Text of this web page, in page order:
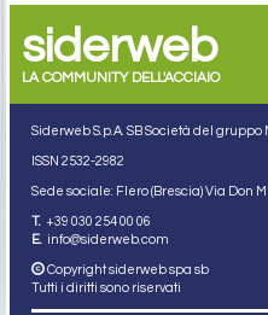
siderweb
LA COMMUNITY DELL'ACCIAIO
Siderweb S.p.A. SB Società del gruppo
ISSN 2532-2982
Sede sociale: Flero (Brescia) Via Don
T. +39 030 254 00 06
E. info@siderweb.com
Copyright siderweb spa sb
Tutti i diritti sono riservati